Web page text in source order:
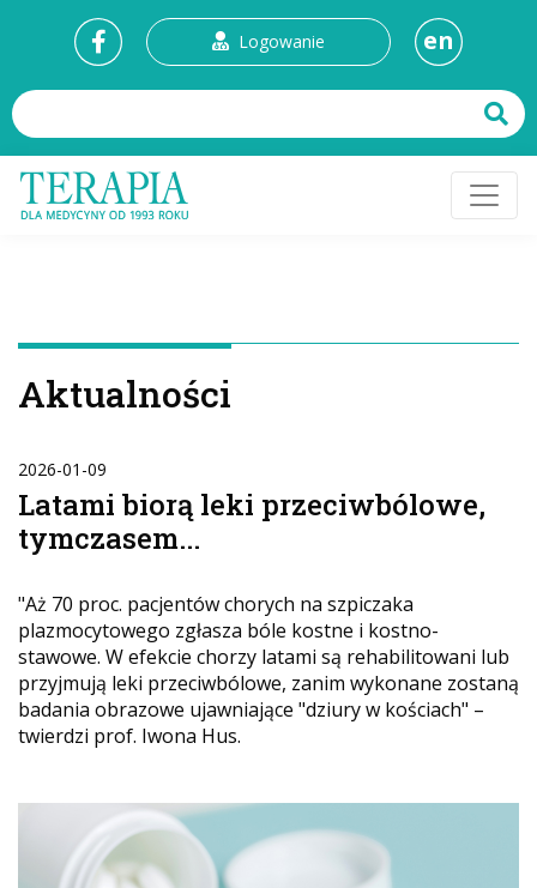
Logowanie en
Aktualności
2026-01-09
Latami biorą leki przeciwbólowe,
tymczasem...
"Aż 70 proc. pacjentów chorych na szpiczaka
plazmocytowego zgłasza bóle kostne i kostno-
stawowe. W efekcie chorzy latami są rehabilitowani lub
przyjmują leki przeciwbólowe, zanim wykonane zostaną
badania obrazowe ujawniające "dziury w kościach" –
twierdzi prof. Iwona Hus.